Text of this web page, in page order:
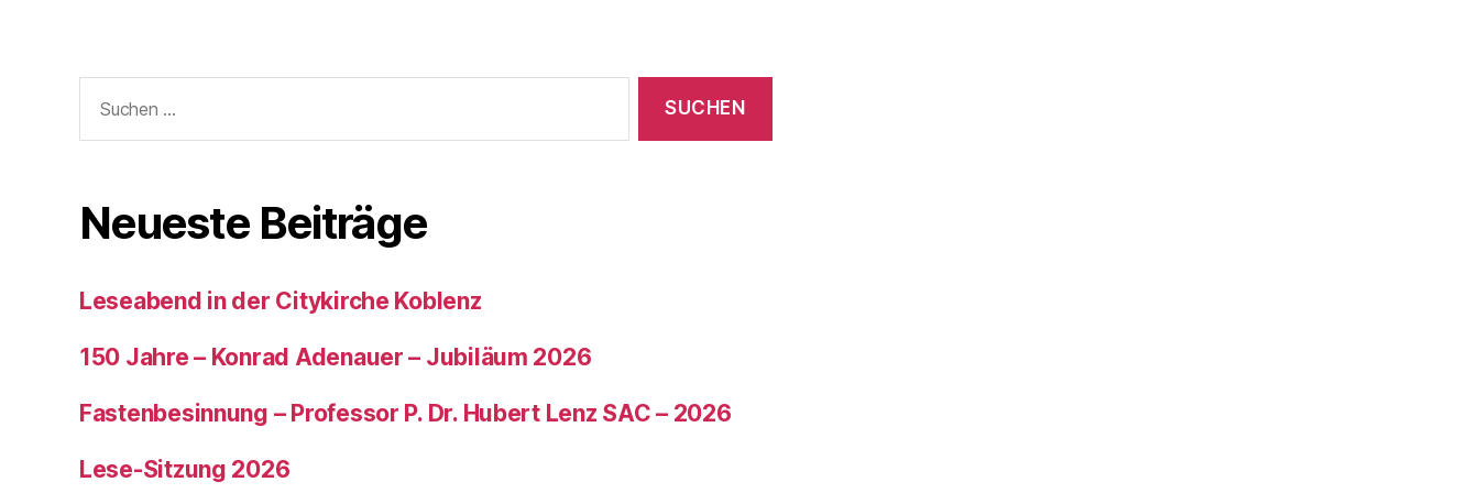
Neueste Beiträge
Leseabend in der Citykirche Koblenz
150 Jahre – Konrad Adenauer – Jubiläum 2026
Fastenbesinnung – Professor P. Dr. Hubert Lenz SAC – 2026
Lese-Sitzung 2026